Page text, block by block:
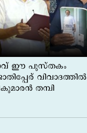
ഈ പുസ്തകം
വിവാദത്തില്‍
തമ്പി